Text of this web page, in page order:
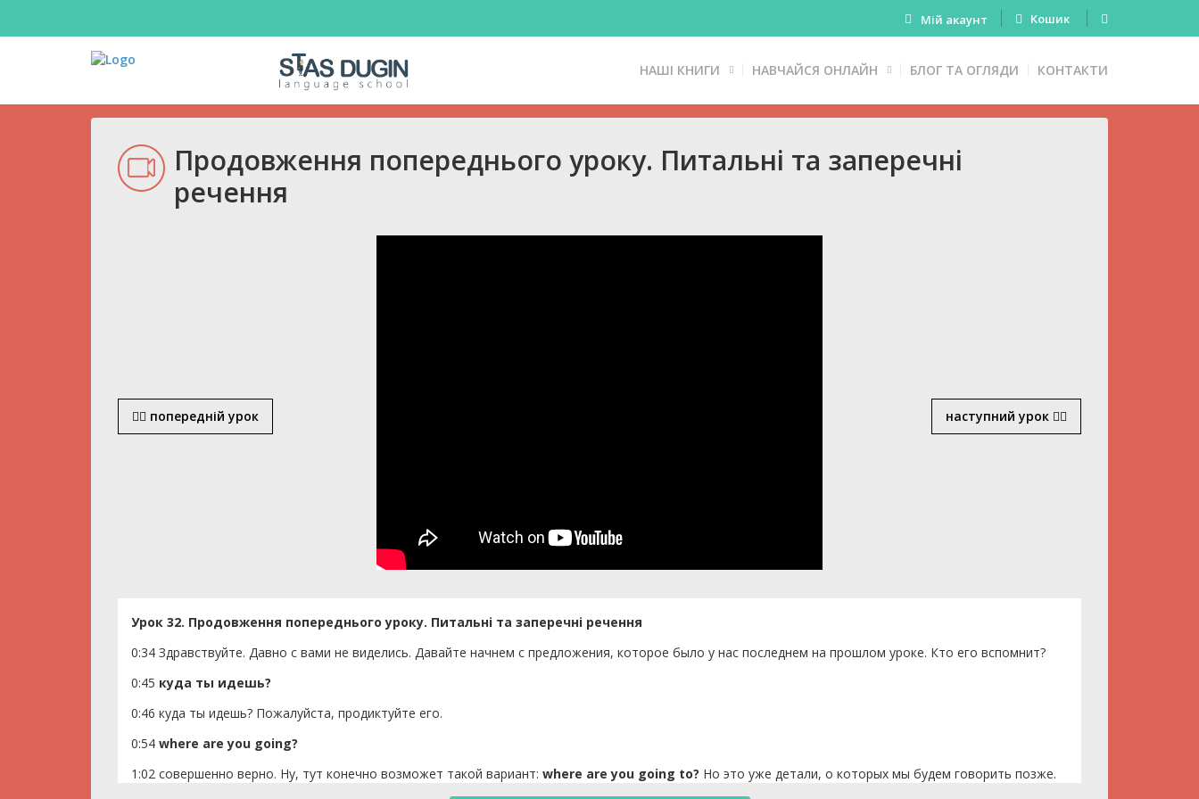
Мій акаунт Кошик
НАШІ КНИГИ НАВЧАЙСЯ ОНЛАЙН БЛОГ ТА ОГЛЯДИ КОНТАКТИ
Продовження попереднього уроку. Питальні та заперечні
речення
попередній урок наступний урок
Урок 32. Продовження попереднього уроку. Питальні та заперечні речення
0:34 Здравствуйте. Давно с вами не виделись. Давайте начнем с предложения, которое было у нас последнем на прошлом уроке. Кто его вспомнит?
0:45 куда ты идешь?
0:46 куда ты идешь? Пожалуйста, продиктуйте его.
0:54 where are you going?
1:02 совершенно верно. Ну, тут конечно возможет такой вариант: where are you going to? Но это уже детали, о которых мы будем говорить позже.